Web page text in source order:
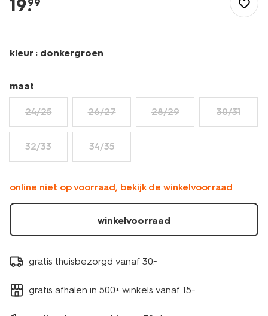
18440320DARKGREEN.html
19.
kleur : donkergroen
maat
24/25 26/27 28/29 30/31
32/33 34/35
online niet op voorraad, bekijk de winkelvoorraad
winkelvoorraad
gratis thuisbezorgd vanaf 30.-
gratis afhalen in 500+ winkels vanaf 15.-